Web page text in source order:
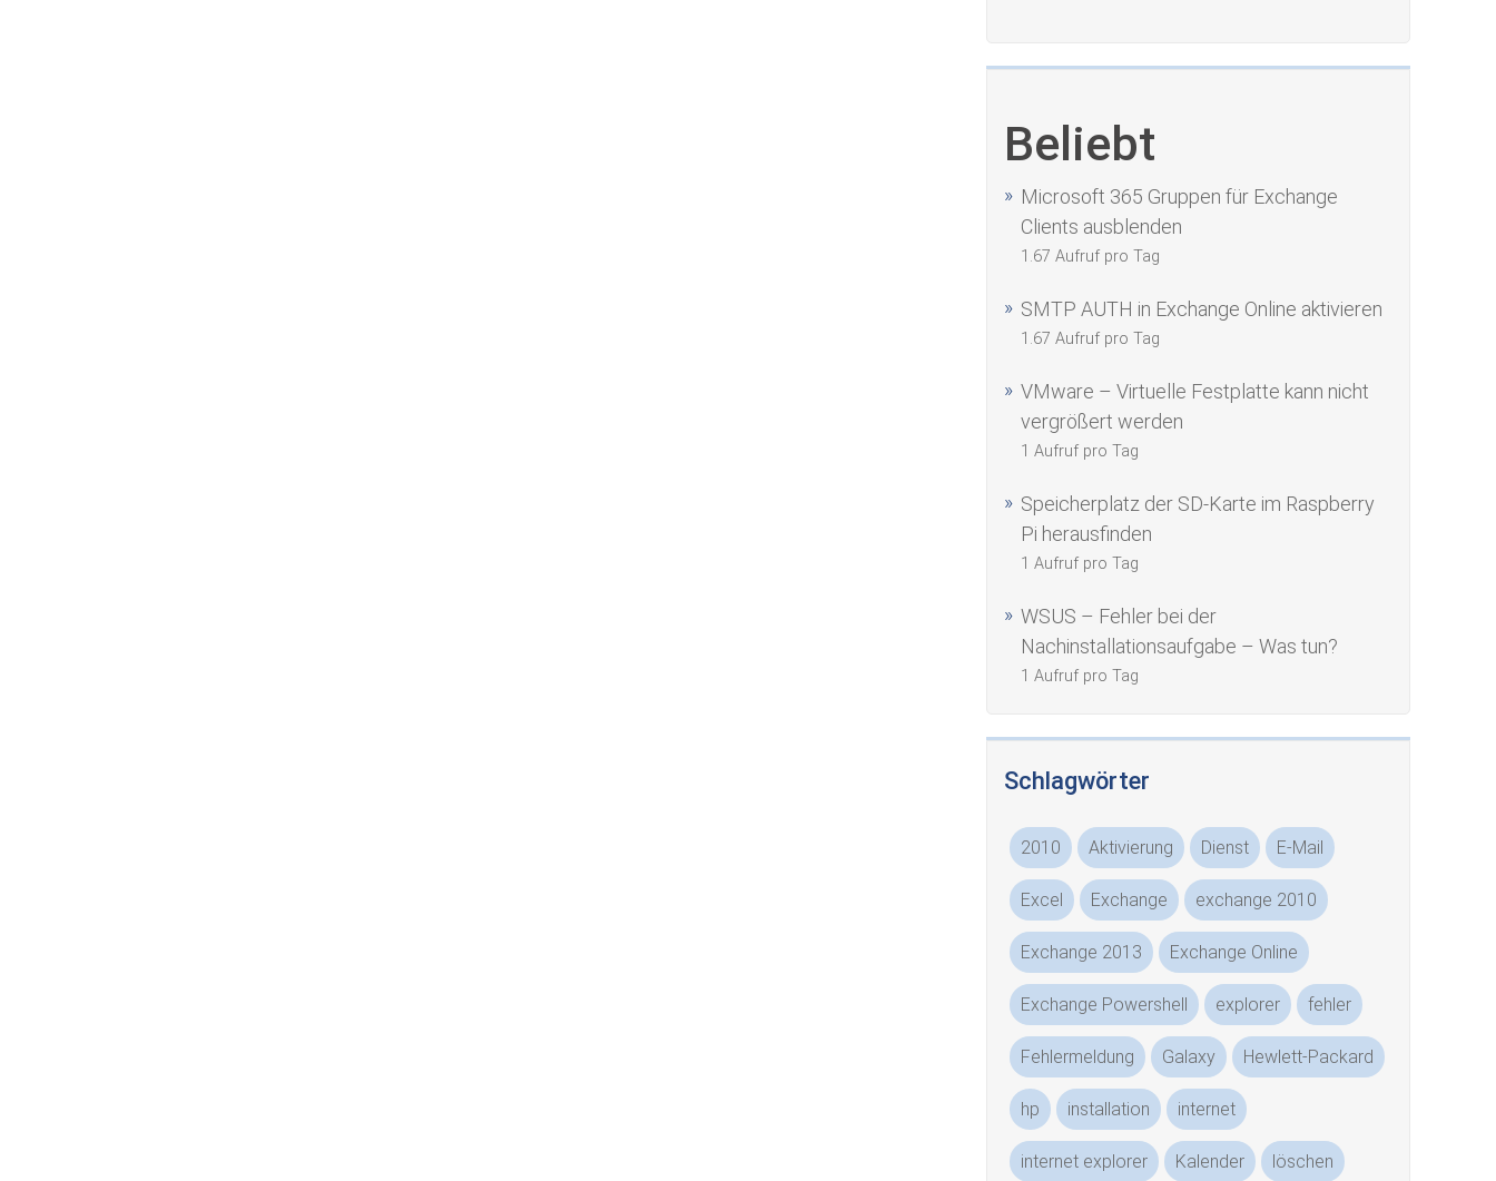
Beliebt
Microsoft 365 Gruppen für Exchange
Clients ausblenden
1.67 Aufruf pro Tag
SMTP AUTH in Exchange Online aktivieren
1.67 Aufruf pro Tag
VMware – Virtuelle Festplatte kann nicht
vergrößert werden
1 Aufruf pro Tag
Speicherplatz der SD-Karte im Raspberry
Pi herausfinden
1 Aufruf pro Tag
WSUS – Fehler bei der
Nachinstallationsaufgabe – Was tun?
1 Aufruf pro Tag
Schlagwörter
2010 Aktivierung Dienst E-Mail
Excel Exchange exchange 2010
Exchange 2013 Exchange Online
Exchange Powershell explorer fehler
Fehlermeldung Galaxy Hewlett-Packard
hp installation internet
internet explorer Kalender löschen